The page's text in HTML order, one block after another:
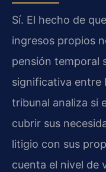
Sí. El hecho de
ingresos propios
pensión temporal
significativa entre
tribunal analiza si
cubrir sus
litigio con sus
cuenta el nivel de